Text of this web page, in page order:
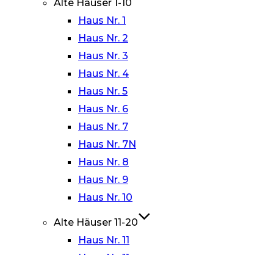
Alte Häuser 1-10
Haus Nr. 1
Haus Nr. 2
Haus Nr. 3
Haus Nr. 4
Haus Nr. 5
Haus Nr. 6
Haus Nr. 7
Haus Nr. 7N
Haus Nr. 8
Haus Nr. 9
Haus Nr. 10
Alte Häuser 11-20
Haus Nr. 11